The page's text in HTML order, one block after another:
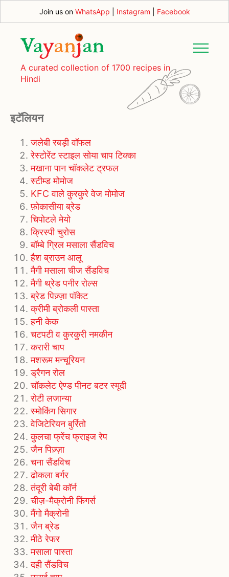
Join us on WhatsApp Instagram Facebook
A curated collection of 1700 recipes in
Hindi
इटॅलियन
जलेबी रबड़ी वॉफल
रेस्टोरेंट स्टाइल सोया चाप टिक्का
मखाना पान चॉकलेट ट्रफल
स्टीम्ड मोमोज
KFC वाले कुरकुरे वेज मोमोज
फ़ोकासीया ब्रेड
चिपोटले मेयो
क्रिस्पी चुरोस
बॉम्बे ग्रिल मसाला सैंडविच
हैश ब्राउन आलू
मैगी मसाला चीज सैंडविच
मैगी थ्रेड पनीर रोल्स
ब्रेड पिज़्ज़ा पॉकेट
क्रीमी ब्रोकली पास्ता
हनी केक
चटपटी व कुरकुरी नमकीन
करारी चाप
मशरूम मन्चूरियन
ड्रैगन रोल
चॉकलेट ऐण्ड पीनट बटर स्मूदी
रोटी लजान्या
स्मोकिंग सिगार
वेजिटेरियन बुर्रितो
कुलचा फ्रेंच फ्राइज रेप
जैन पिज़्ज़ा
चना सैंडविच
ढोकला बर्गर
तंदूरी बेबी कॉर्न
चीज़-मैक्रोनी फिंगर्स
मैंगो मैक्रोनी
जैन ब्रेड
मीठे रेफर
मसाला पास्ता
दही सैंडविच